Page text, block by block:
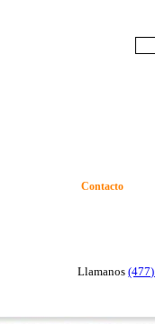
Contacto
Llamanos